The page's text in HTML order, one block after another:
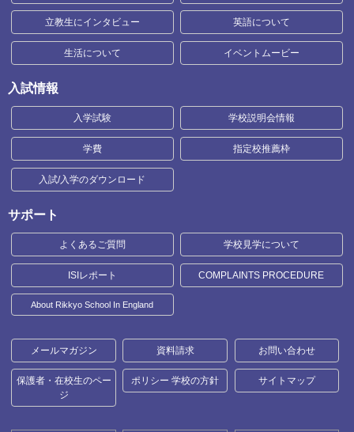
立教生にインタビュー 英語について
生活について イベントムービー
入試情報
入学試験 学校説明会情報
学費 指定校推薦枠
入試/入学のダウンロード
サポート
よくあるご質問 学校見学について
ISIレポート COMPLAINTS PROCEDURE
About Rikkyo School In England
メールマガジン 資料請求 お問い合わせ
保護者・在校生のペー
ジ
ポリシー 学校の方針 サイトマップ